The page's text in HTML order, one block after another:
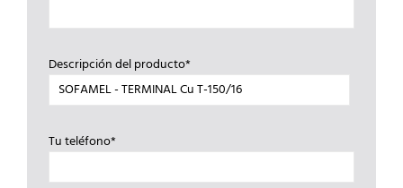
Descripción del producto*
Tu teléfono*